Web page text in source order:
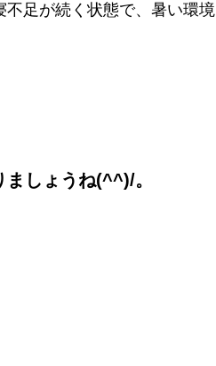
不足が続く状態で、暑い環境
しょうね(^^)/。